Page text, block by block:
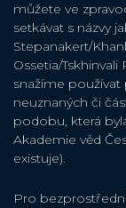
můžete ve
setkávat s názvy
Stepanakert/
Ossetia/
snažíme
neuznaných či
podobu, která
Akademie věd
existuje).
Pro